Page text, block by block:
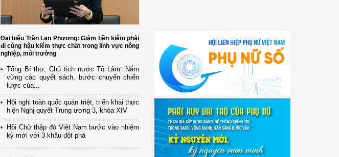
Đại biểu Trần Lan Phương: Giảm tiền kiểm phải
đi cùng hậu kiểm thực chất trong lĩnh vực nông
nghiệp, môi trường
Tổng Bí thư, Chủ tịch nước Tô Lâm: Nắm
vững các quyết sách, bước chuyển chiến
lược của...
Hội nghị toàn quốc quán triệt, triển khai thực
hiện Nghị quyết Trung ương 3, khóa XIV
Hội Chữ thập đỏ Việt Nam bước vào nhiệm
kỳ mới với 3 khâu đột phá